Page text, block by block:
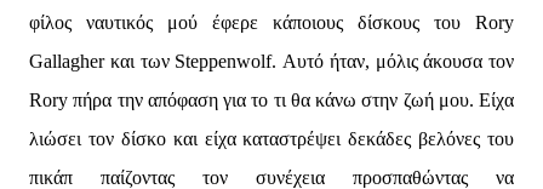
φίλος ναυτικός μού έφερε κάποιους δίσκους του Rory
Gallagher και των Steppenwolf. Αυτό ήταν, μόλις άκουσα τον
Rory πήρα την απόφαση για το τι θα κάνω στην ζωή μου. Είχα
λιώσει τον δίσκο και είχα καταστρέψει δεκάδες βελόνες του
πικάπ παίζοντας τον συνέχεια προσπαθώντας να